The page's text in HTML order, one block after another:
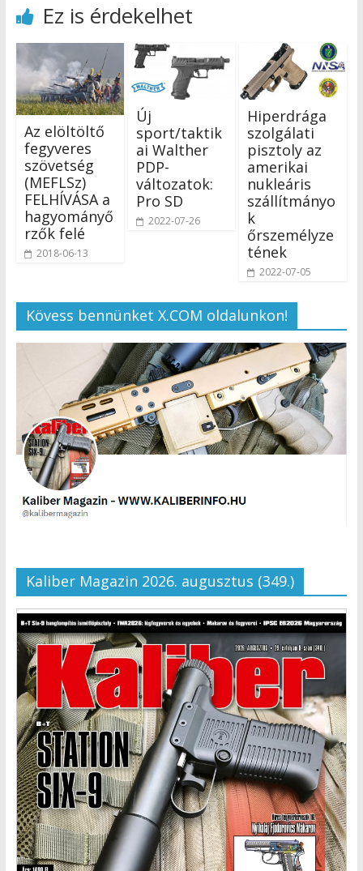
Ez is érdekelhet
Az elöltöltő
fegyveres
szövetség
(MEFLSz)
FELHÍVÁSA a
hagyományő
rzők felé
2018-06-13
Új
sport/taktik
ai Walther
PDP-
változatok:
Pro SD
2022-07-26
Hiperdrága
szolgálati
pisztoly az
amerikai
nukleáris
szállítmányo
k
őrszemélyze
tének
2022-07-05
Kövess bennünket X.COM oldalunkon!
Kaliber Magazin 2026. augusztus (349.)